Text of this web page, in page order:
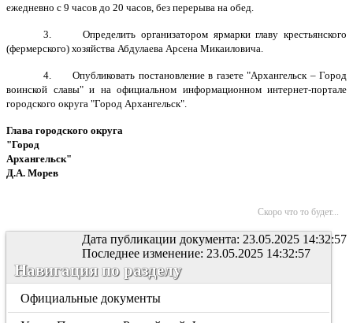
ежедневно с 9 часов до 20 часов, без перерыва на обед.
3. Определить организатором ярмарки главу крестьянского
(фермерского) хозяйства Абдулаева Арсена Микаиловича.
4. Опубликовать постановление в газете "Архангельск – Город
воинской славы" и на официальном информационном интернет-портале
городского округа "Город Архангельск".
Глава городского округа
"Город
Архангельск"
Д.А. Морев
Скоро что то будет...
Дата публикации документа: 23.05.2025 14:32:57
Последнее изменение: 23.05.2025 14:32:57
Навигация по разделу
Официальные документы